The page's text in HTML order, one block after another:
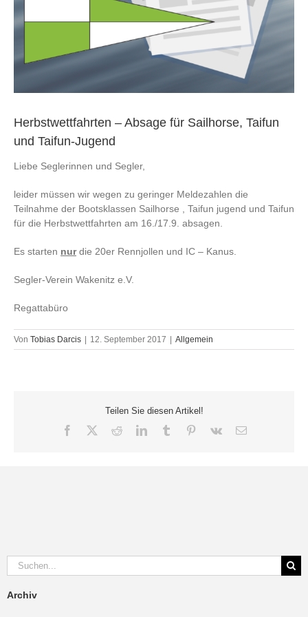
Herbstwettfahrten – Absage für Sailhorse, Taifun
und Taifun-Jugend
Liebe Seglerinnen und Segler,
leider müssen wir wegen zu geringer Meldezahlen die
Teilnahme der Bootsklassen Sailhorse , Taifun jugend und Taifun
für die Herbstwettfahrten am 16./17.9. absagen.
Es starten nurdie 20er Rennjollen und IC – Kanus.
Segler-Verein Wakenitz e.V.
Regattabüro
Von Tobias Darcis 12. September 2017 Allgemein
Teilen Sie diesen Artikel!
Facebook RedditLinkedInTumblr Pinterest
Vk
E-
Suche
nach:
Archiv